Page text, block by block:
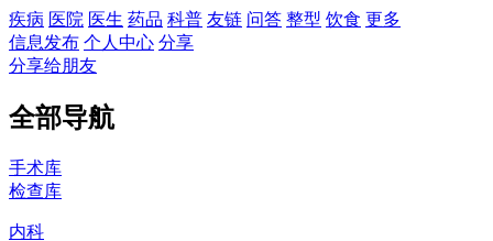
疾病 医院 医生 药品 科普 友链 问答 整型 饮食 更多
信息发布 个人中心 分享
分享给朋友
全部导航
手术库
检查库
内科